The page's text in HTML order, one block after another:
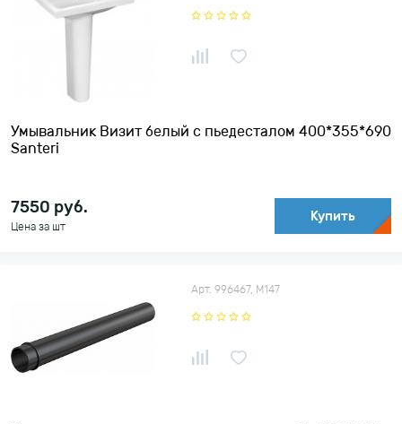
Умывальник Визит белый с пьедесталом 400*355*690
Santeri
7550 руб.
Цена за шт
Купить
Арт. 996467, М147